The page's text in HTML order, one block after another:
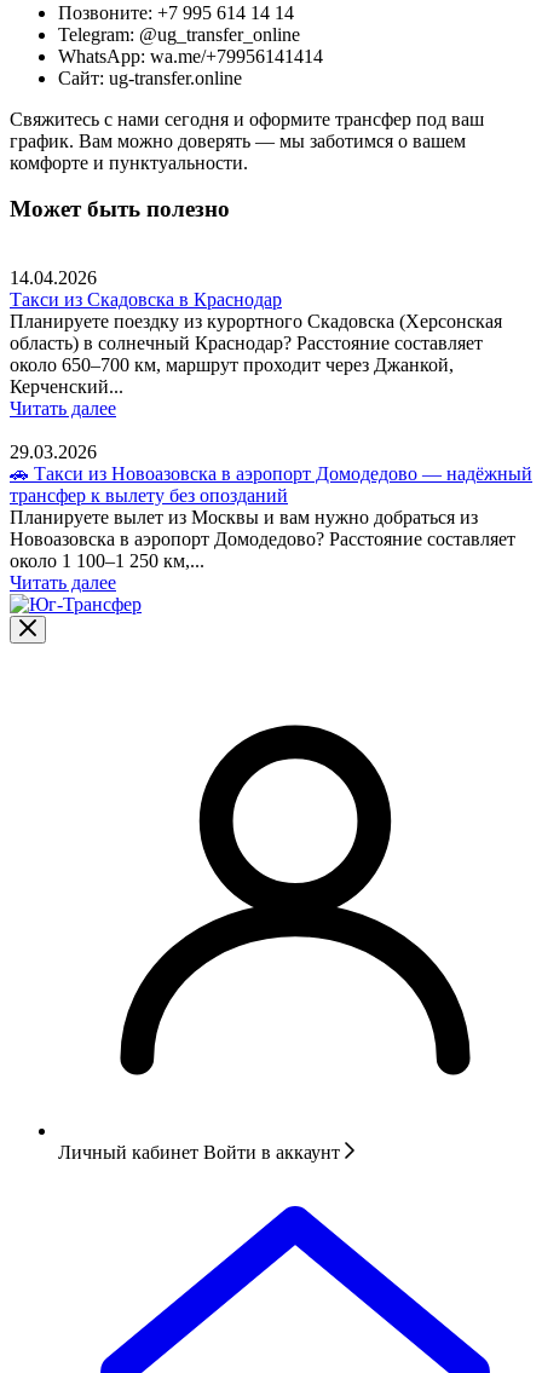
Позвоните: +7 995 614 14 14
Telegram: @ug_transfer_online
WhatsApp: wa.me/+79956141414
Сайт: ug-transfer.online
Свяжитесь с нами сегодня и оформите трансфер под ваш
график. Вам можно доверять — мы заботимся о вашем
комфорте и пунктуальности.
Может быть полезно
14.04.2026
Такси из Скадовска в Краснодар
Планируете поездку из курортного Скадовска (Херсонская
область) в солнечный Краснодар? Расстояние составляет
около 650–700 км, маршрут проходит через Джанкой,
Керченский...
Читать далее
29.03.2026
🚗 Такси из Новоазовска в аэропорт Домодедово — надёжный
трансфер к вылету без опозданий
Планируете вылет из Москвы и вам нужно добраться из
Новоазовска в аэропорт Домодедово? Расстояние составляет
около 1 100–1 250 км,...
Читать далее
Личный кабинет Войти в аккаунт